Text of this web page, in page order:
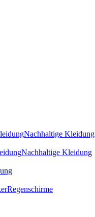
Nachhaltige Kleidung
Nachhaltige Kleidung
Regenschirme